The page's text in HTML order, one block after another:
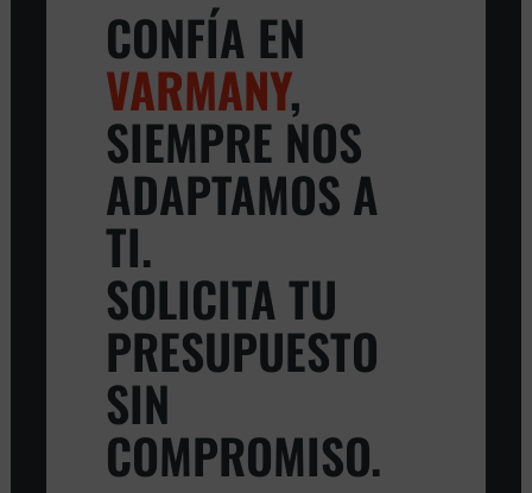
CONFÍA EN
VARMANY,
SIEMPRE NOS
ADAPTAMOS A
TI.
SOLICITA TU
PRESUPUESTO
SIN
COMPROMISO.